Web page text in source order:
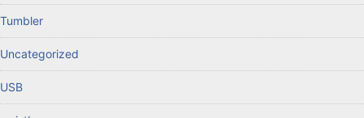
Tumbler
Uncategorized
USB